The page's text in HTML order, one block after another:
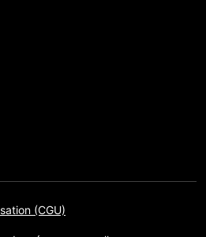
(CGU)